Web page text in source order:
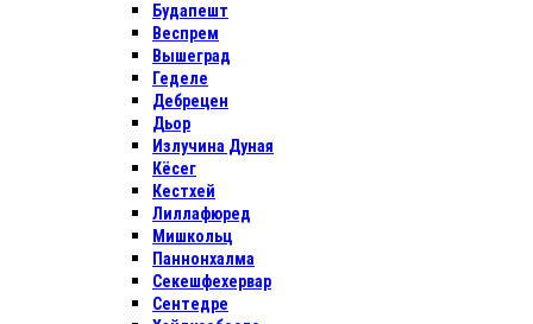
Будапешт
Веспрем
Вышеград
Геделе
Дебрецен
Дьор
Излучина Дуная
Кёсег
Кестхей
Лиллафюред
Мишкольц
Паннонхалма
Секешфехервар
Сентедре